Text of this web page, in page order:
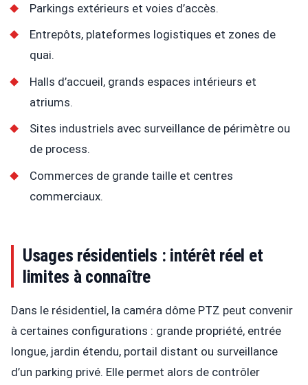
Parkings extérieurs et voies d’accès.
Entrepôts, plateformes logistiques et zones de
quai.
Halls d’accueil, grands espaces intérieurs et
atriums.
Sites industriels avec surveillance de périmètre ou
de process.
Commerces de grande taille et centres
commerciaux.
Usages résidentiels : intérêt réel et
limites à connaître
Dans le résidentiel, la caméra dôme PTZ peut convenir
à certaines configurations : grande propriété, entrée
longue, jardin étendu, portail distant ou surveillance
d’un parking privé. Elle permet alors de contrôler